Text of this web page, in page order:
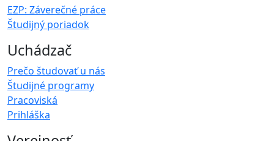
EZP: Záverečné práce
Študijný poriadok
Uchádzač
Prečo študovať u nás
Študijné programy
Pracoviská
Prihláška